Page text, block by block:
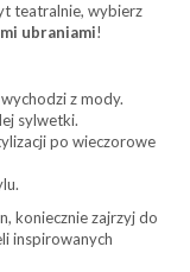
teatralnie, wybierz
ubraniami!
z mody.
sylwetki.
po wieczorowe
koniecznie zajrzyj do
inspirowanych